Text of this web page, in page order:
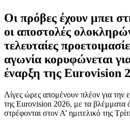
Οι πρόβες έχουν μπει
οι αποστολές
τελευταίες
αγωνία κορυφώνεται
έναρξη της Eurovision
Λίγες ώρες απομένουν πλέον για την
της Eurovision 2026, με τα βλέμματα
στρέφονται στον Α’ ημιτελικό της